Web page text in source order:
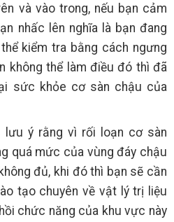
và vào trong, nếu bạn cảm
nhấc lên nghĩa là bạn đang
kiểm tra bằng cách ngưng
không thể làm điều đó thì đã
sức khỏe cơ sàn chậu của
lưu ý rằng vì rối loạn cơ sàn
quá mức của vùng đáy chậu
đủ, khi đó thì bạn sẽ cần
tạo chuyên về vật lý trị liệu
chức năng của khu vực này